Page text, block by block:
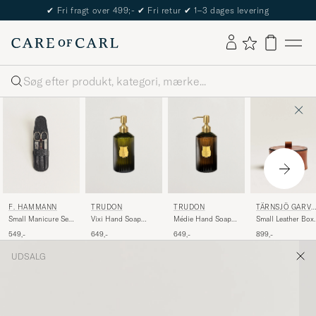
✔ Fri fragt over 499;- ✔ Fri retur ✔ 1–3 dages levering
Søg
F. HAMMANN
Small Manicure Set
549,-
TRUDON
Vixi Hand Soap
649,-
TRUDON
Médie Hand Soap
649,-
TÄRNSJÖ
ISmall Leather Box
899,-
UDSALG